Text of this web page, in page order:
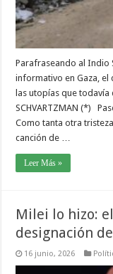
Parafraseando al Indio
informativo en Gaza, el
las utopías que
SCHVARTZMAN (*)
Como tanta otra
canción de …
Leer Más »
Milei lo hizo:
designación
16 junio, 2026